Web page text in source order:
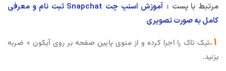
مرتبط با پست :
آموزش اسنپ‌ چت Snapchat ثبت نام و معرفی
کامل به صورت تصویری
1. تیک تاک را اجرا کرده و از منوی پایین صفحه بر روی آیکون + ضربه
بزنید.